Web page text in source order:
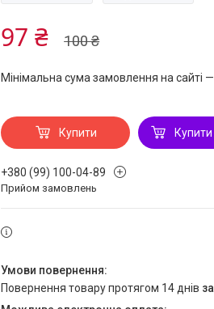
100 ₴
97 ₴
Мінімальна сума замовлення на сайті
Купити Купити
+380 (99) 100-04-89
Прийом замовлень
повернення товару протягом 14 днів